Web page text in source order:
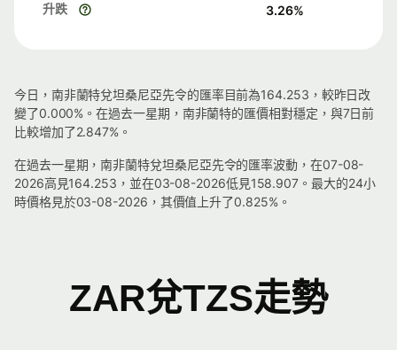
升跌 3.26%
今日，南非蘭特兌坦桑尼亞先令的匯率目前為164.253，較昨日改
變了0.000%。在過去一星期，南非蘭特的匯價相對穩定，與7日前
比較增加了2.847%。
在過去一星期，南非蘭特兌坦桑尼亞先令的匯率波動，在07-08-
2026高見164.253，並在03-08-2026低見158.907。最大的24小
時價格見於03-08-2026，其價值上升了0.825%。
ZAR兌TZS走勢